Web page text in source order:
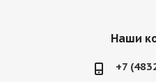
Наши
+7